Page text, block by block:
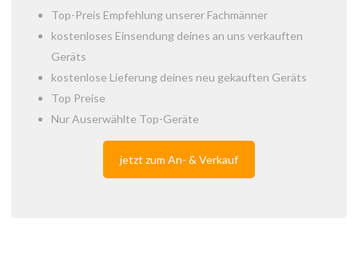
Top-Preis Empfehlung unserer Fachmänner
kostenloses Einsendung deines an uns verkauften
Geräts
kostenlose Lieferung deines neu gekauften Geräts
Top Preise
Nur Auserwählte Top-Geräte
jetzt zum An- & Verkauf